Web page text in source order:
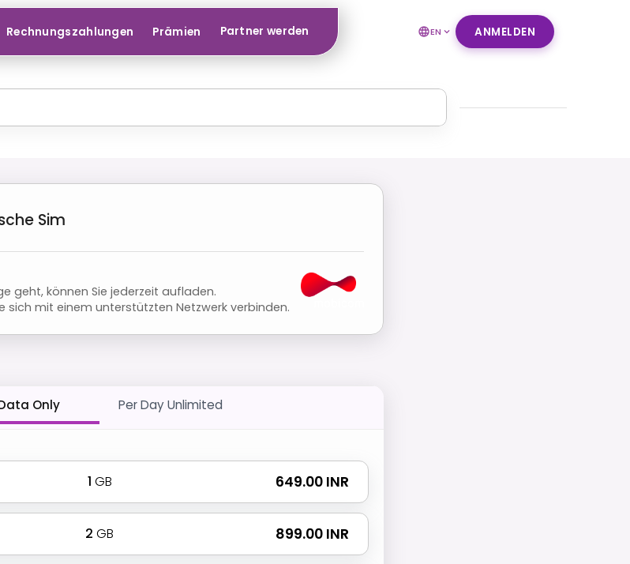
Rechnungszahlungen Prämien Partner werden EN ANMELDEN
Sim
geht, können Sie jederzeit aufladen.
sich mit einem unterstützten Netzwerk verbinden.
Only Per Day Unlimited
1 GB ₹ 649.00 INR
2 GB ₹ 899.00 INR